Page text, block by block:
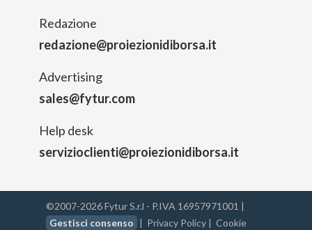
Redazione
redazione@proiezionidiborsa.it
Advertising
sales@fytur.com
Help desk
servizioclienti@proiezionidiborsa.it
©2007-2026 Fytur S.r.l - P.IVA 16957971001 |
Gestisci consenso | Privacy Policy | Cookie